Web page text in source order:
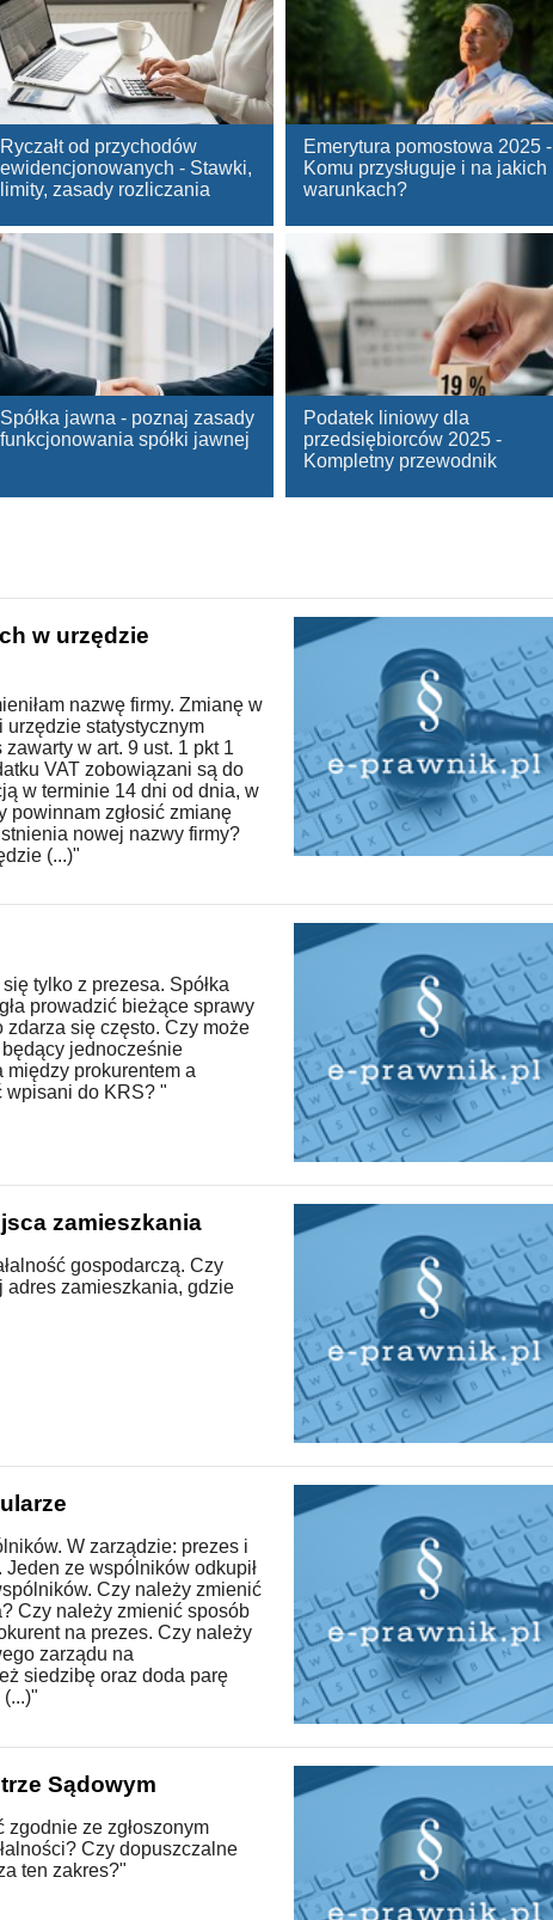
Ryczałt od przychodów
ewidencjonowanych - Stawki,
limity, zasady rozliczania
Emerytura pomostowa 2025 -
Komu przysługuje i na jakich
warunkach?
Spółka jawna - poznaj zasady
funkcjonowania spółki jawnej
Podatek liniowy dla
przedsiębiorców 2025 -
Kompletny przewodnik
w urzędzie
nazwę firmy. Zmianę w
urzędzie statystycznym
zawarty w art. 9 ust. 1 pkt 1
VAT zobowiązani są do
w terminie 14 dni od dnia, w
powinnam zgłosić zmianę
nowej nazwy firmy?
(...)"
tylko z prezesa. Spółka
prowadzić bieżące sprawy
zdarza się często. Czy może
jednocześnie
między prokurentem a
wpisani do KRS? "
zamieszkania
gospodarczą. Czy
adres zamieszkania, gdzie
W zarządzie: prezes i
ze wspólników odkupił
Czy należy zmienić
Czy należy zmienić sposób
na prezes. Czy należy
zarządu na
siedzibę oraz doda parę
Sądowym
zgodnie ze zgłoszonym
Czy dopuszczalne
ten zakres?"